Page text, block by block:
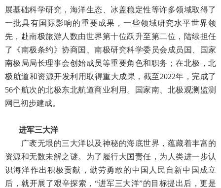
展基础科学研究，海洋生态、冰盖稳定性等许多领域取得了
一批具有国际影响的重要成果，一些领域研究水平世界领
先，赴南极旅游人数由世界第十位跃升至第二位，陆续担任
了《南极条约》协商国、南极研究科学委员会成员国、国家
南极局局长理事会创始成员等重要角色和职务；在北极，北
极航道和资源开发利用取得重大成果，截至2022年，完成了
56个航次的北极东北航道商业利用。国家南、北极观测监测
网已初步建成。
进军三大洋
广袤无垠的三大洋以及神秘的海底世界，蕴藏着丰富的
资源和无数未解之谜。为了履行大国责任，为人类进一步认
识海洋作出积极贡献，勤劳勇敢的中国人民自新中国成立
后，就开展了艰辛探索，“进军三大洋”的目标提出后，更是